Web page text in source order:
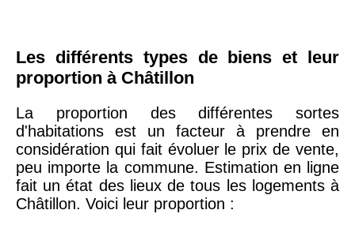
19ème
arrondissement
9 231 € 10 415 €
51100 - Reims 3 036 € 2 667 €
75013 -Paris
13ème
arrondissement
10 073 € 11 085 €
Les différents types de biens et leur
proportion à Châtillon
La proportion des différentes sortes
d'habitations est un facteur à prendre en
considération qui fait évoluer le prix de vente,
peu importe la commune. Estimation en ligne
fait un état des lieux de tous les logements à
Châtillon. Voici leur proportion :